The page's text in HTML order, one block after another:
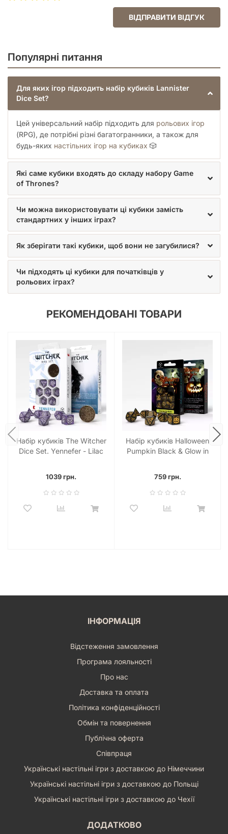
ВІДПРАВИТИ ВІДГУК
Популярні питання
Для яких ігор підходить набір кубиків Lannister
Dice Set?
Цей універсальний набір підходить для рольових ігор
(RPG), де потрібні різні багатогранники, а також для
будь-яких настільних ігор на кубиках 🎲
Які саме кубики входять до складу набору Game
of Thrones?
Чи можна використовувати ці кубики замість
стандартних у інших іграх?
Як зберігати такі кубики, щоб вони не загубилися?
Чи підходять ці кубики для початківців у
рольових іграх?
РЕКОМЕНДОВАНІ ТОВАРИ
Набір кубиків The Witcher
Dice Set. Yennefer - Lilac
1039 грн.
Набір кубиків Halloween
Pumpkin Black & Glow in
759 грн.
ІНФОРМАЦІЯ
Відстеження замовлення
Програма лояльності
Про нас
Доставка та оплата
Політика конфіденційності
Обмін та повернення
Публічна оферта
Співпраця
Українські настільні ігри з доставкою до Німеччини
Українські настільні ігри з доставкою до Польщі
Українські настільні ігри з доставкою до Чехії
ДОДАТКОВО